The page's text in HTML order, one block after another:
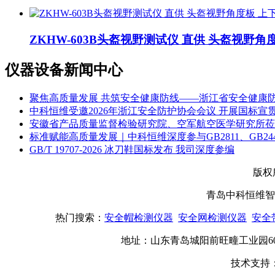
ZKHW-603B头盔视野测试仪 直供 头盔视野角
仪器设备新闻中心
聚焦高质量发展 共筑安全健康防线——浙江省安全健康
中科恒维受邀2026年浙江安全防护协会会议 开展国标宣
安徽省产品质量监督检验研究院、空军航空医学研究所
标准赋能高质量发展｜中科恒维深度参与GB2811、
GB/T 19707-2026 冰刀鞋国标发布 我司深度参编
版
青岛中科恒维
热门搜索： 安全帽检测仪器 安全网检测仪器 安全
地址：山东青岛城阳前旺疃工业园
技术支持